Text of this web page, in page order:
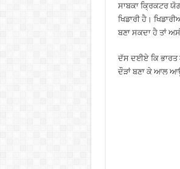
ਸਾਬਕਾ ਕ੍ਰਿਕਟਰ
ਖਿਡਾਰੀ ਹੈ।
ਬਣਾ ਸਕਦਾ ਹੈ ਤਾਂ
ਦੱਸ ਦਈਏ ਕਿ
ਦੌੜਾਂ ਬਣਾ ਕੇ ਆਲ